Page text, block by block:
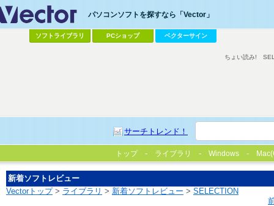
パソコンソフトを探すなら「Vector」
ソフトライブラリ PCショップ ベクターサイン
サーチトレンド！
ちょい読み!
トップ ライブラリ Windows
新着ソフトレビュー
Vectorトップ> ライブラリ > 新着ソフトレビュー > SELECTION